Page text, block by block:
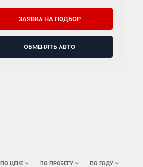
ЗАЯВКА НА ПОДБОР
ОБМЕНЯТЬ АВТО
ПО ЦЕНЕ ПО ПРОБЕГУ ПО ГОДУ